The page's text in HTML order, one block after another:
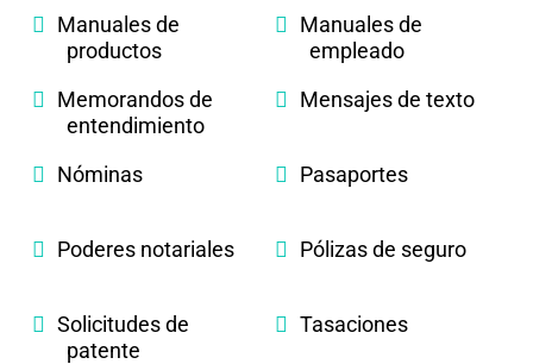
Manuales de
productos
Manuales de
empleado
Memorandos de
entendimiento
Mensajes de texto
Nóminas Pasaportes
Poderes notariales Pólizas de seguro
Solicitudes de
patente
Tasaciones